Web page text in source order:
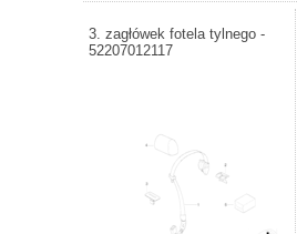
3. zagłówek fotela tylnego -
52207012117